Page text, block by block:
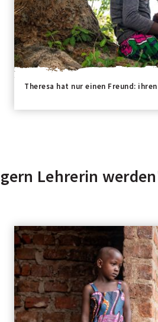
Theresa hat nur einen Freund:
Lehrerin